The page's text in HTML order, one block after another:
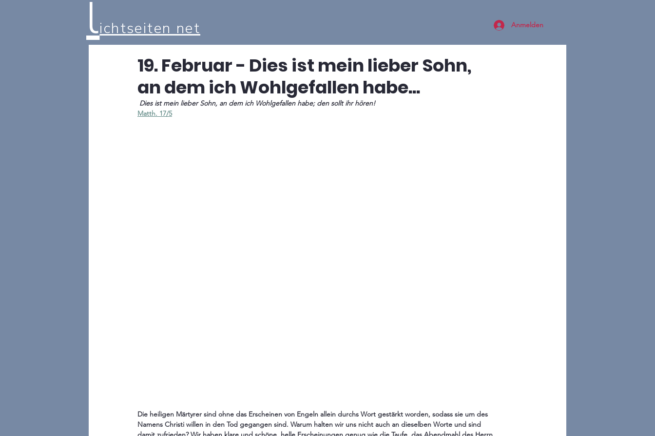
lichtseiten net Anmelden
19. Februar - Dies ist mein lieber Sohn,
an dem ich Wohlgefallen habe...
Dies ist mein lieber Sohn, an dem ich Wohlgefallen habe; den sollt ihr hören!
Matth. 17/5
Die heiligen Märtyrer sind ohne das Erscheinen von Engeln allein durchs Wort gestärkt worden, sodass sie um des
Namens Christi willen in den Tod gegangen sind. Warum halten wir uns nicht auch an dieselben Worte und sind